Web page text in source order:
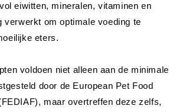
eiwitten, mineralen, vitaminen en
verwerkt om optimale voeding te
eters.
voldoen niet alleen aan de minimale
door de European Pet Food
maar overtreffen deze zelfs,